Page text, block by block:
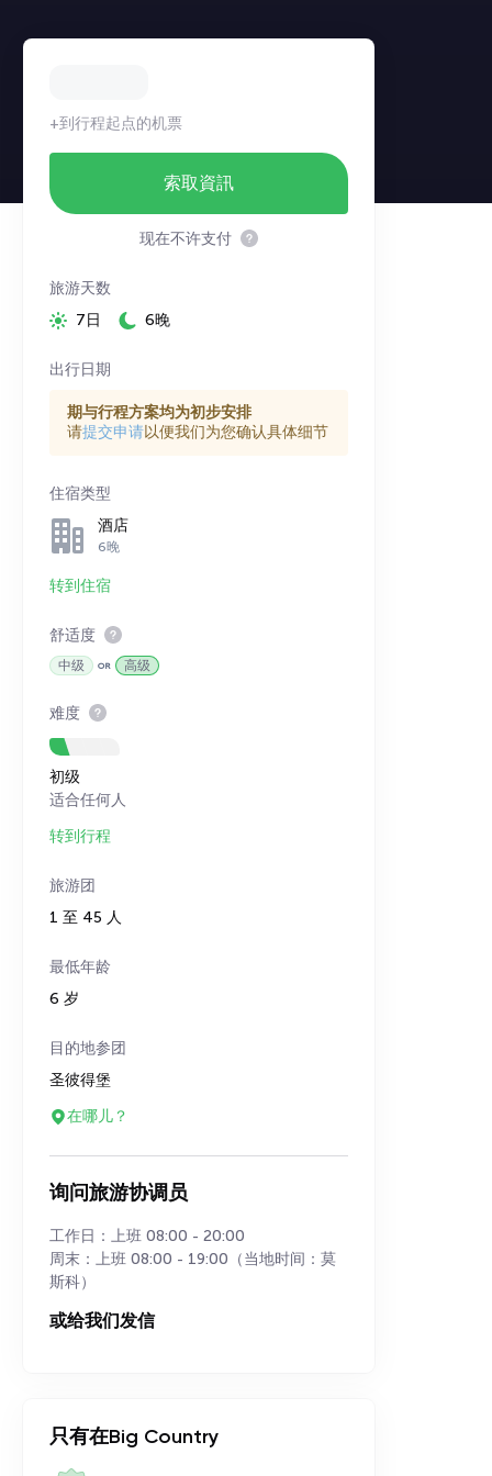
+到行程起点的机票
索取資訊
现在不许支付
旅游天数
7日
6晚
出行日期
期与行程方案均为初步安排
请提交申请以便我们为您确认具体细节
住宿类型
酒店
6晚
转到住宿
舒适度
中级 高级
难度
初级
适合任何人
转到行程
旅游团
1 至 45 人
最低年龄
6 岁
目的地参团
圣彼得堡
在哪儿？
询问旅游协调员
工作日：上班 08:00 - 20:00
周末：上班 08:00 - 19:00（当地时间：莫
斯科）
或给我们发信
只有在Big Country